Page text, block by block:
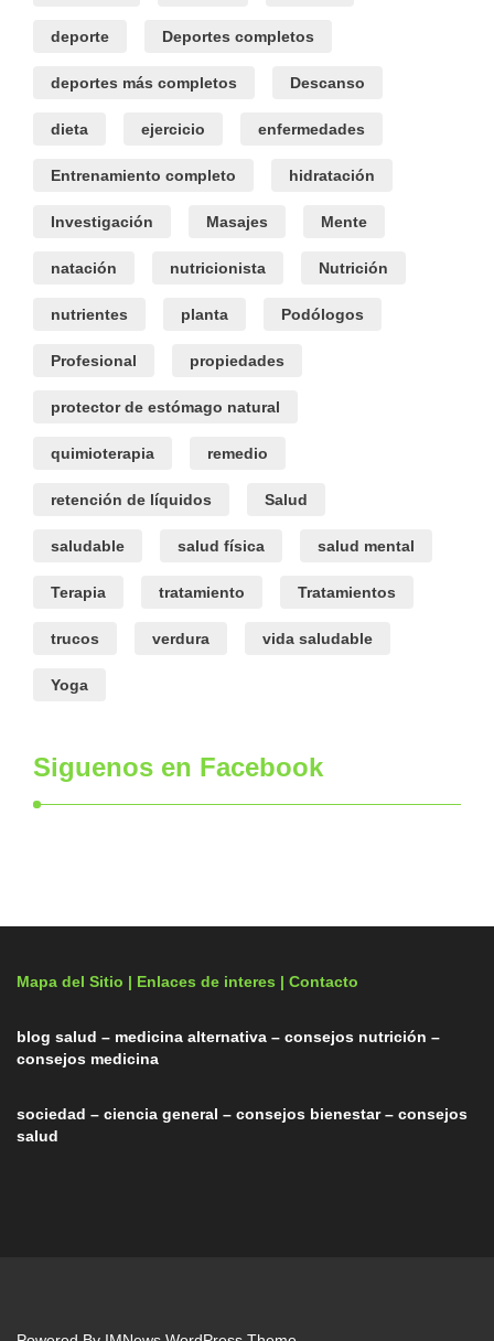
deporte Deportes completos
deportes más completos Descanso
dieta ejercicio enfermedades
Entrenamiento completo hidratación
Investigación Masajes Mente
natación nutricionista Nutrición
nutrientes planta Podólogos
Profesional propiedades
protector de estómago natural
quimioterapia remedio
retención de líquidos Salud
saludable salud física salud mental
Terapia tratamiento Tratamientos
trucos verdura vida saludable
Yoga
Siguenos en Facebook
Mapa del Sitio | Enlaces de interes | Contacto
blog salud – medicina alternativa – consejos nutrición –
consejos medicina
sociedad – ciencia general – consejos bienestar – consejos
salud